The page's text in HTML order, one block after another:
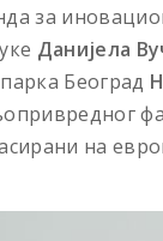
за
Данијела
Београд
на